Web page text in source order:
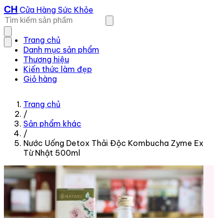
CH Cửa Hàng Sức Khỏe
Trang chủ
Danh mục sản phẩm
Thương hiệu
Kiến thức làm đẹp
Giỏ hàng
Trang chủ
/
Sản phẩm khác
/
Nước Uống Detox Thải Độc Kombucha Zyme Ex
Từ Nhật 500ml